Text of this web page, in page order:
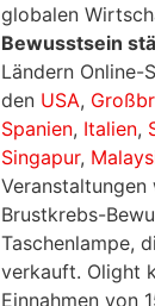
globalen
Bewusstsein
Ländern Online-
den USA,
Spanien, Italien,
Singapur,
Brustkrebs-
Taschenlampe,
verkauft. Olight
Einnahmen von